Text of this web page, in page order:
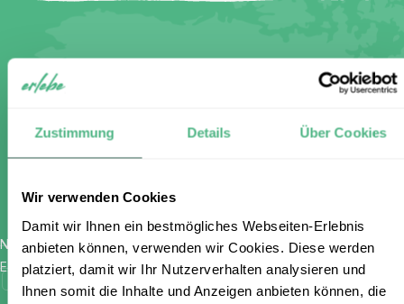
Zustimmung Details Über Cookies
Wir verwenden Cookies
Damit wir Ihnen ein bestmögliches Webseiten-Erlebnis
anbieten können, verwenden wir Cookies. Diese werden
platziert, damit wir Ihr Nutzerverhalten analysieren und
Ihnen somit die Inhalte und Anzeigen anbieten können, die
Melden Sie sich für unseren
kostenlosen Newsletter an und
erhalten Sie einen 100 €
Gutschein
Name *
E-Mail *
Ich habe die Bestimmungen zum Datenschutz
(www.erlebe.de/datenschutz/) gelesen und stimme diesen